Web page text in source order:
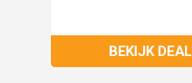
BEKIJK DEAL